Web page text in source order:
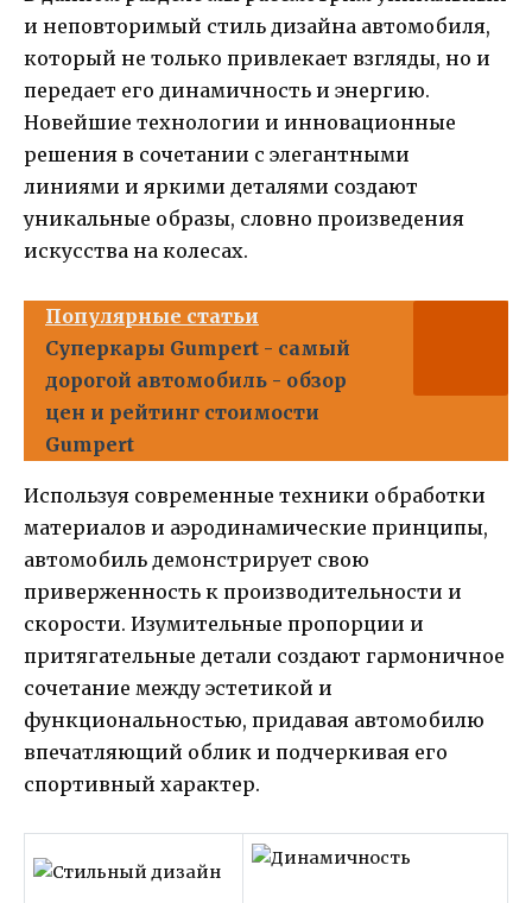
и неповторимый стиль дизайна автомобиля,
который не только привлекает взгляды, но и
передает его динамичность и энергию.
Новейшие технологии и инновационные
решения в сочетании с элегантными
линиями и яркими деталями создают
уникальные образы, словно произведения
искусства на колесах.
Популярные статьи
Суперкары Gumpert - самый
дорогой автомобиль - обзор
цен и рейтинг стоимости
Gumpert
Используя современные техники обработки
материалов и аэродинамические принципы,
автомобиль демонстрирует свою
приверженность к производительности и
скорости. Изумительные пропорции и
притягательные детали создают гармоничное
сочетание между эстетикой и
функциональностью, придавая автомобилю
впечатляющий облик и подчеркивая его
спортивный характер.